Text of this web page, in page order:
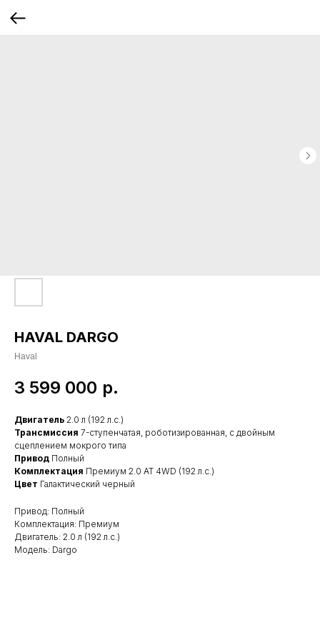
HAVAL DARGO
Haval
3 599 000 р.
Двигатель 2.0 л (192 л.с.)
Трансмиссия 7-ступенчатая, роботизированная, с двойным
сцеплением мокрого типа
Привод Полный
Комплектация Премиум 2.0 АТ 4WD (192 л.с.)
Цвет Галактический черный
Привод: Полный
Комплектация: Премиум
Двигатель: 2.0 л (192 л.с.)
Модель: Dargo